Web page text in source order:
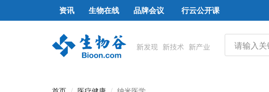
资讯 生物在线 品牌会议 行云公开课